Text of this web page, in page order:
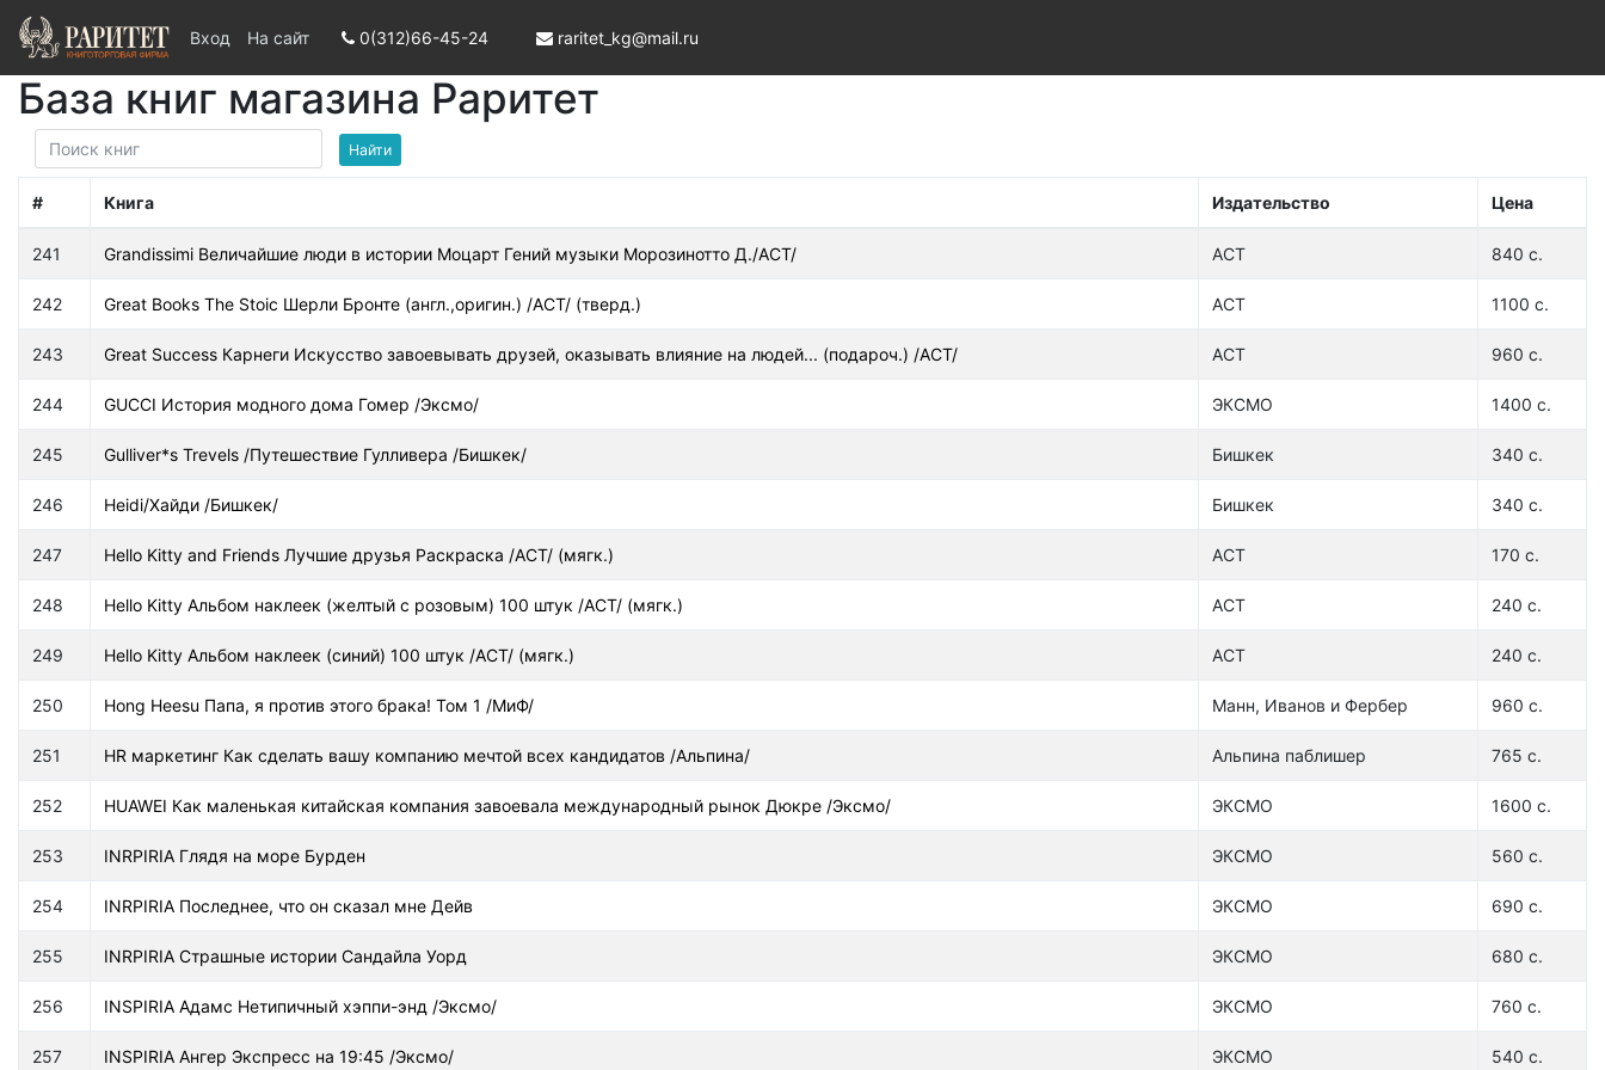
Вход На сайт 0(312)66-45-24 raritet_kg@mail.ru
База книг магазина Раритет
# Книга Издательство Цена
241 Grandissimi Величайшие люди в истории Моцарт Гений музыки Морозинотто Д./АСТ/ АСТ 840 с.
242 Great Books The Stoic Шерли Бронте (англ.,оригин.) /АСТ/ (тверд.) АСТ 1100 с.
243 Great Success Карнеги Искусство завоевывать друзей, оказывать влияние на людей... (подароч.) /АСТ/ АСТ 960 с.
244 GUCCI История модного дома Гомер /Эксмо/ ЭКСМО 1400 с.
245 Gulliver*s Trevels /Путешествие Гулливера /Бишкек/ Бишкек 340 с.
246 Heidi/Хайди /Бишкек/ Бишкек 340 с.
247 Hello Kitty and Friends Лучшие друзья Раскраска /АСТ/ (мягк.) АСТ 170 с.
248 Hello Kitty Альбом наклеек (желтый с розовым) 100 штук /АСТ/ (мягк.) АСТ 240 с.
249 Hello Kitty Альбом наклеек (синий) 100 штук /АСТ/ (мягк.) АСТ 240 с.
250 Hong Heesu Папа, я против этого брака! Том 1 /МиФ/ Манн, Иванов и Фербер 960 с.
251 HR маркетинг Как сделать вашу компанию мечтой всех кандидатов /Альпина/ Альпина паблишер 765 с.
252 HUAWEI Как маленькая китайская компания завоевала международный рынок Дюкре /Эксмо/ ЭКСМО 1600 с.
253 INRPIRIA Глядя на море Бурден ЭКСМО 560 с.
254 INRPIRIA Последнее, что он сказал мне Дейв ЭКСМО 690 с.
255 INRPIRIA Страшные истории Сандайла Уорд ЭКСМО 680 с.
256 INSPIRIA Адамс Нетипичный хэппи-энд /Эксмо/ ЭКСМО 760 с.
257 INSPIRIA Ангер Экспресс на 19:45 /Эксмо/ ЭКСМО 540 с.